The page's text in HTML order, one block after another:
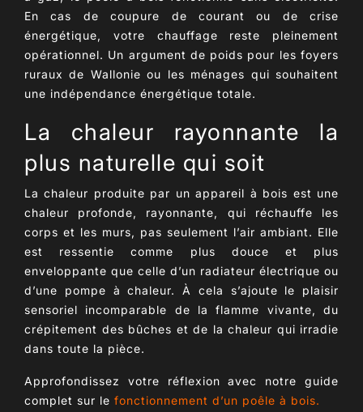
En cas de coupure de courant ou de crise
énergétique, votre chauffage reste pleinement
opérationnel. Un argument de poids pour les foyers
ruraux de Wallonie ou les ménages qui souhaitent
une indépendance énergétique totale.
La chaleur rayonnante la
plus naturelle qui soit
La chaleur produite par unappareil à bois est une
chaleur profonde, rayonnante, qui réchauffe les
corps et les murs, pas seulement l’air ambiant. Elle
est ressentie comme plus douce et plus
enveloppante que celle d’un radiateur électrique ou
d’une pompe à chaleur. À cela s’ajoute le plaisir
sensoriel incomparable de la flamme vivante, du
crépitement des bûches et de la chaleur qui irradie
dans toute la pièce.
Approfondissez votre réflexion avec notre guide
complet sur le fonctionnement d’un poêle à bois.